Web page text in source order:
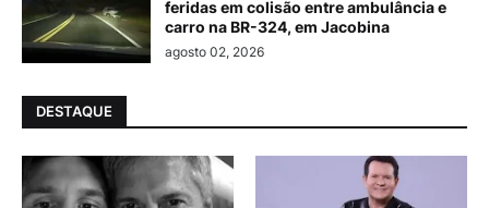
feridas em colisão entre ambulância e
carro na BR-324, em Jacobina
agosto 02, 2026
DESTAQUE